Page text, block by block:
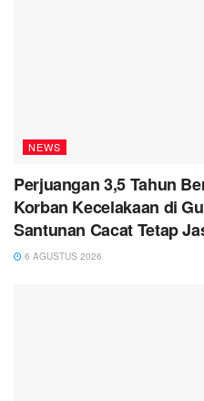
NEWS
Perjuangan 3,5 Tahun
Korban Kecelakaan di
Santunan Cacat Tetap
6 AGUSTUS 2026